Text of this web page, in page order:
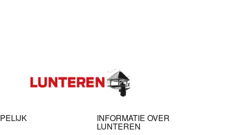
INFORMATIE OVER
LUNTEREN